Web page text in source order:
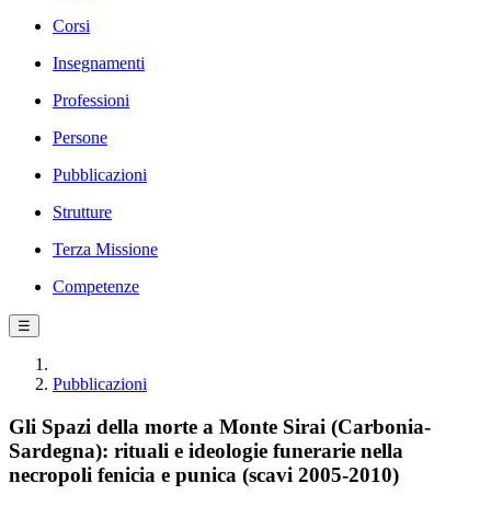
Corsi
Insegnamenti
Professioni
Persone
Pubblicazioni
Strutture
Terza Missione
Competenze
☰
Pubblicazioni
Gli Spazi della morte a Monte Sirai (Carbonia-
Sardegna): rituali e ideologie funerarie nella
necropoli fenicia e punica (scavi 2005-2010)